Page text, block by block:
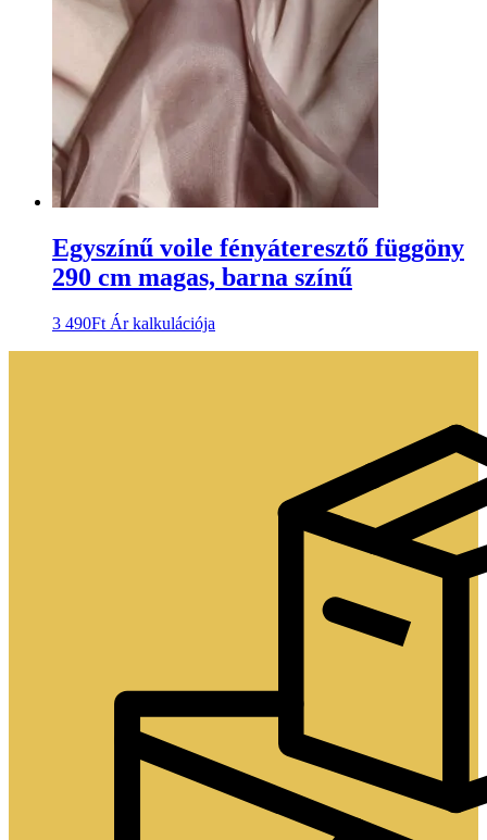
Egyszínű voile fényáteresztő függöny
290 cm magas, barna színű
3 490Ft Ár kalkulációja